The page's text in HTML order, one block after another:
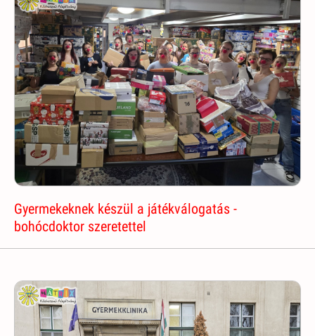
Gyermekeknek készül a játékválogatás -
bohócdoktor szeretettel